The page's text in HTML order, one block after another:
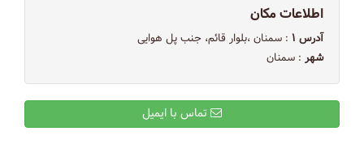
اطلاعات مکان
آدرس ۱
: سمنان ،بلوار قائم، جنب پل هوایی
شهر : سمنان